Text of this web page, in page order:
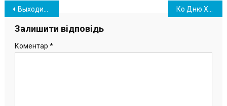
Навігація
записів
Выходим из карантина: кому и когда разрешат работать
Залишити відповідь
Коментар *